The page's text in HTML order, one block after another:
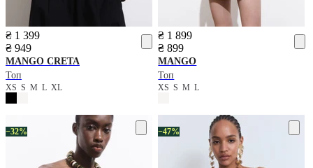
₴ 1 399
₴ 949
MANGO CRETA
Топ
XS S M L XL
₴ 1 899
₴ 899
MANGO
Топ
XSSML
−32% −47%